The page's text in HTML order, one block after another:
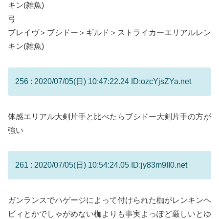
キン(雑魚)
弓
ブレイヴ＞ブシドー＞ギルド＞ストライカーエリアルレン
キン(雑魚)
256 : 2020/07/05(日) 10:47:22.24 ID:ozcYjsZYa.net
体感エリアル大剣片手と比べたらブシドー大剣片手の方が
強い
261 : 2020/07/05(日) 10:54:24.05 ID:jy83m9II0.net
ガンランスでハゲージによって付けられた枷がレンキンヘ
ビィとかでしゃがめない枷よりも事実よっぽど厳しいとゆ